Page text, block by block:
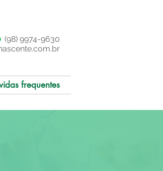
(98) 9974-9630
frequentes